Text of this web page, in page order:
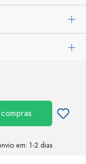
em: 1-2 dias